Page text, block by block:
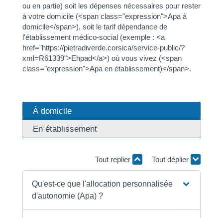
ou en partie) soit les dépenses nécessaires pour rester
à votre domicile (<span class="expression">Apa à
domicile</span>), soit le tarif dépendance de
l'établissement médico-social (exemple : <a
href="https://pietradiverde.corsica/service-public/?
xml=R61339">Ehpad</a>) où vous vivez (<span
class="expression">Apa en établissement)</span>.
À domicile
En établissement
Tout replier Tout déplier
Qu'est-ce que l'allocation personnalisée
d'autonomie (Apa) ?